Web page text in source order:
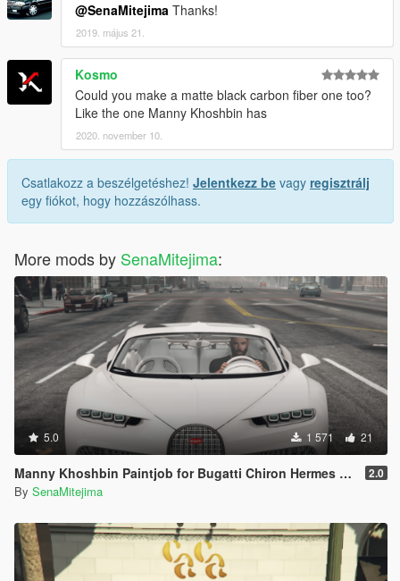
@SenaMitejima Thanks!
2019. május 21.
Kosmo
Could you make a matte black carbon fiber one too?
Like the one Manny Khoshbin has
2020. november 10.
Csatlakozz a beszélgetéshez! Jelentkezz be vagy regisztrálj
egy fiókot, hogy hozzászólhass.
More mods by SenaMitejima:
5.0 1 571 21
Manny Khoshbin Paintjob for Bugatti Chiron Hermes 1 of 1 2.0
By SenaMitejima